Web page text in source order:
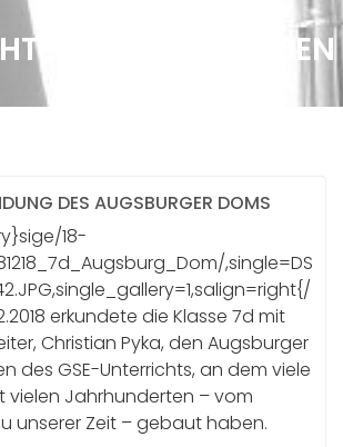
VOR ORT ERLEBEN
DES AUGSBURGER DOMS
18-
,single=DS
erkundete die Klasse 7d mit
Christian Pyka, den Augsburger
des GSE-Unterrichts, an dem viele
vielen Jahrhunderten – vom
unserer Zeit – gebaut haben.